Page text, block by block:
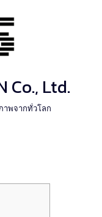
Co., Ltd.
าพจากทั่วโลก